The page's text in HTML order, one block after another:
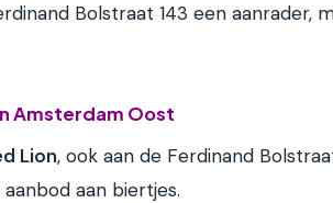
Bolstraat 143 een aanrader,
Amsterdam Oost
Lion, ook aan de Ferdinand
aan biertjes.